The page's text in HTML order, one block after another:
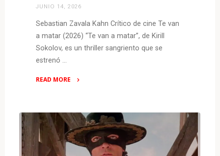
JUNIO 14, 2026
Sebastian Zavala Kahn Crítico de cine Te van
a matar (2026) “Te van a matar”, de Kirill
Sokolov, es un thriller sangriento que se
estrenó …
READ MORE
streaming:
TE
VAN